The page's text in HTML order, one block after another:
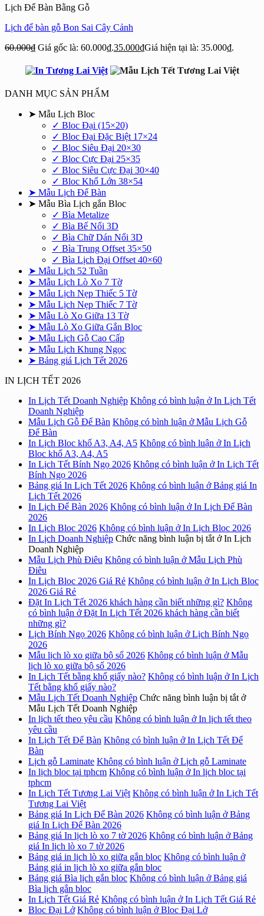
Lịch Để Bàn Bằng Gỗ
Lịch để bàn gỗ Bon Sai Cây Cảnh
60.000₫ Giá gốc là: 60.000₫.35.000₫Giá hiện tại là: 35.000₫.
DANH MỤC SẢN PHẨM
➤ Mẫu Lịch Bloc
✓ Bloc Đại (15×20)
✓ Bloc Đại Đặc Biệt 17×24
✓ Bloc Siêu Đại 20×30
✓ Bloc Cực Đại 25×35
✓ Bloc Siêu Cực Đại 30×40
✓ Bloc Khổ Lớn 38×54
➤ Mẫu Lịch Để Bàn
➤ Mẫu Bìa Lịch gắn Bloc
✓ Bìa Metalize
✓ Bìa Bế Nổi 3D
✓ Bìa Chữ Dán Nổi 3D
✓ Bìa Trung Offset 35×50
✓ Bìa Lịch Đại Offset 40×60
➤ Mẫu Lịch 52 Tuần
➤ Mẫu Lịch Lò Xo 7 Tờ
➤ Mẫu Lịch Nẹp Thiếc 5 Tờ
➤ Mẫu Lịch Nẹp Thiếc 7 Tờ
➤ Mẫu Lò Xo Giữa 13 Tờ
➤ Mẫu Lò Xo Giữa Gắn Bloc
➤ Mẫu Lịch Gỗ Cao Cấp
➤ Mẫu Lịch Khung Ngọc
➤ Bảng giá Lịch Tết 2026
IN LỊCH TẾT 2026
In Lịch Tết Doanh Nghiệp Không có bình luận ở In Lịch Tết
Doanh Nghiệp
Mẫu Lịch Gỗ Để Bàn Không có bình luận ở Mẫu Lịch Gỗ
Để Bàn
In Lịch Bloc khổ A3, A4, A5 Không có bình luận ở In Lịch
Bloc khổ A3, A4, A5
In Lịch Tết Bính Ngọ 2026 Không có bình luận ở In Lịch Tết
Bính Ngọ 2026
Bảng giá In Lịch Tết 2026 Không có bình luận ở Bảng giá In
Lịch Tết 2026
In Lịch Để Bàn 2026 Không có bình luận ở In Lịch Để Bàn
2026
In Lịch Bloc 2026 Không có bình luận ở In Lịch Bloc 2026
In Lịch Doanh Nghiệp Chức năng bình luận bị tắtở In Lịch
Doanh Nghiệp
Mẫu Lịch Phù Điêu Không có bình luận ở Mẫu Lịch Phù
Điêu
In Lịch Bloc 2026 Giá Rẻ Không có bình luận ở In Lịch Bloc
2026 Giá Rẻ
Đặt In Lịch Tết 2026 khách hàng cần biết những gì? Không
có bình luận ở Đặt In Lịch Tết 2026 khách hàng cần biết
những gì?
Lịch Bính Ngọ 2026 Không có bình luận ở Lịch Bính Ngọ
2026
Mẫu lịch lò xo giữa bộ số 2026 Không có bình luận ở Mẫu
lịch lò xo giữa bộ số 2026
In Lịch Tết bằng khổ giấy nào? Không có bình luận ở In Lịch
Tết bằng khổ giấy nào?
Mẫu Lịch Tết Doanh Nghiệp Chức năng bình luận bị tắtở
Mẫu Lịch Tết Doanh Nghiệp
In lịch tết theo yêu cầu Không có bình luận ở In lịch tết theo
yêu cầu
In Lịch Tết Để Bàn Không có bình luận ở In Lịch Tết Để
Bàn
Lịch gỗ Laminate Không có bình luận ở Lịch gỗ Laminate
In lịch bloc tại tphcm Không có bình luận ở In lịch bloc tại
tphcm
In Lịch Tết Tương Lai Việt Không có bình luận ở In Lịch Tết
Tương Lai Việt
Bảng giá In Lịch Để Bàn 2026 Không có bình luận ở Bảng
giá In Lịch Để Bàn 2026
Bảng giá In lịch lò xo 7 tờ 2026 Không có bình luận ở Bảng
giá In lịch lò xo 7 tờ 2026
Bảng giá in lịch lò xo giữa gắn bloc Không có bình luận ở
Bảng giá in lịch lò xo giữa gắn bloc
Bảng giá Bìa lịch gắn bloc Không có bình luận ở Bảng giá
Bìa lịch gắn bloc
In Lịch Tết Giá Rẻ Không có bình luận ở In Lịch Tết Giá Rẻ
Bloc Đại Lở Không có bình luận ở Bloc Đại Lở